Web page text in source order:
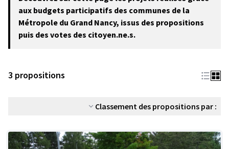
aux budgets participatifs des communes de la
Métropole du Grand Nancy, issus des propositions
puis des votes des citoyen.ne.s.
3 propositions
Classement des propositions par :